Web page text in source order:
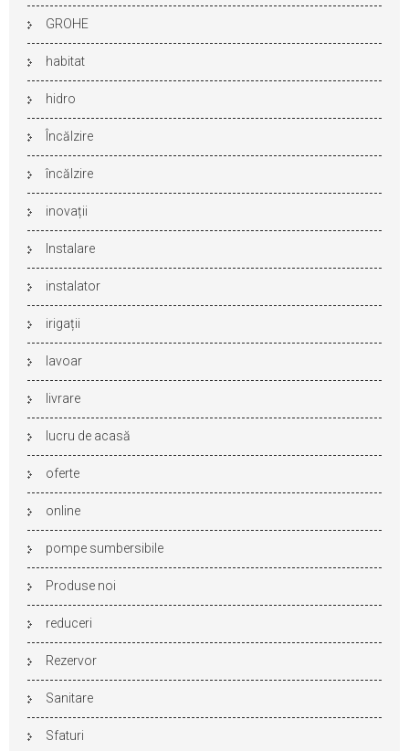
GROHE
habitat
hidro
Încălzire
încălzire
inovații
Instalare
instalator
irigații
lavoar
livrare
lucru de acasă
oferte
online
pompe sumbersibile
Produse noi
reduceri
Rezervor
Sanitare
Sfaturi